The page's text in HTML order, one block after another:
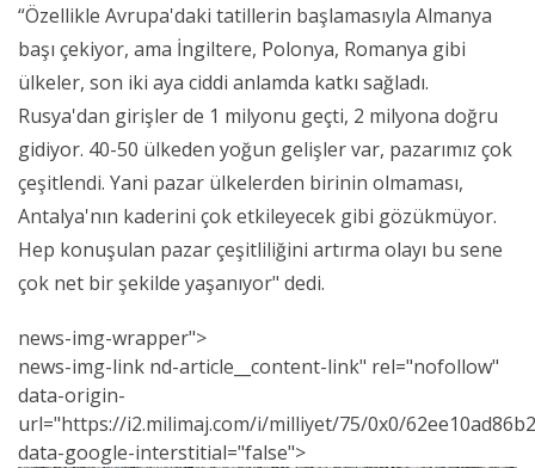
“Özellikle Avrupa'daki tatillerin başlamasıyla Almanya
başı çekiyor, ama İngiltere, Polonya, Romanya gibi
ülkeler, son iki aya ciddi anlamda katkı sağladı.
Rusya'dan girişler de 1 milyonu geçti, 2 milyona doğru
gidiyor. 40-50 ülkeden yoğun gelişler var, pazarımız çok
çeşitlendi. Yani pazar ülkelerden birinin olmaması,
Antalya'nın kaderini çok etkileyecek gibi gözükmüyor.
Hep konuşulan pazar çeşitliliğini artırma olayı bu sene
çok net bir şekilde yaşanıyor" dedi.
news-img-wrapper">
news-img-link nd-article__content-link" rel="nofollow"
data-origin-
url="https://i2.milimaj.com/i/milliyet/75/0x0/
data-google-interstitial="false">